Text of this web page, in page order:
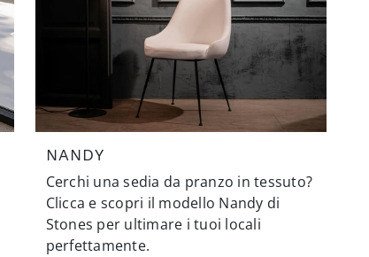
NANDY
Cerchi una sedia da pranzo in tessuto?
Clicca e scopri il modello Nandy di
Stones per ultimare i tuoi locali
perfettamente.